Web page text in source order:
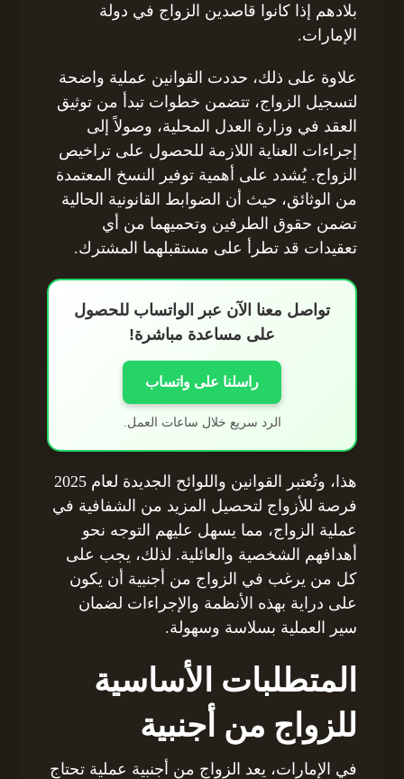
بلادهم إذا كانوا قاصدين الزواج في دولة
الإمارات.
علاوة على ذلك، حددت القوانين عملية واضحة
لتسجيل الزواج، تتضمن خطوات تبدأ من توثيق
العقد في وزارة العدل المحلية، وصولاً إلى
إجراءات العناية اللازمة للحصول على تراخيص
الزواج. يُشدد على أهمية توفير النسخ المعتمدة
من الوثائق، حيث أن الضوابط القانونية الحالية
تضمن حقوق الطرفين وتحميهما من أي
تعقيدات قد تطرأ على مستقبلهما المشترك.
تواصل معنا الآن عبر الواتساب للحصول
على مساعدة مباشرة!
راسلنا على واتساب
الرد سريع خلال ساعات العمل.
هذا، وتُعتبر القوانين واللوائح الجديدة لعام 2025
فرصة للأزواج لتحصيل المزيد من الشفافية في
عملية الزواج، مما يسهل عليهم التوجه نحو
أهدافهم الشخصية والعائلية. لذلك، يجب على
كل من يرغب في الزواج من أجنبية أن يكون
على دراية بهذه الأنظمة والإجراءات لضمان
سير العملية بسلاسة وسهولة.
المتطلبات الأساسية
للزواج من أجنبية
في الإمارات، يعد الزواج من أجنبية عملية تحتاج